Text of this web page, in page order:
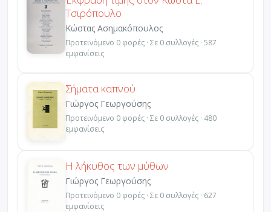
Τσιρόπουλο
Κώστας Ασημακόπουλος
Προτεινόμενο 0 φορές · Σε 0 συλλογές · 587
εμφανίσεις
Σήματα καπνού
Γιώργος Γεωργούσης
Προτεινόμενο 0 φορές · Σε 0 συλλογές · 480
εμφανίσεις
Η λήκυθος των μύθων
Γιώργος Γεωργούσης
Προτεινόμενο 0 φορές · Σε 0 συλλογές · 627
εμφανίσεις